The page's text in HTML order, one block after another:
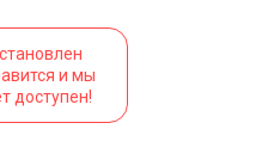
и мы
доступен!